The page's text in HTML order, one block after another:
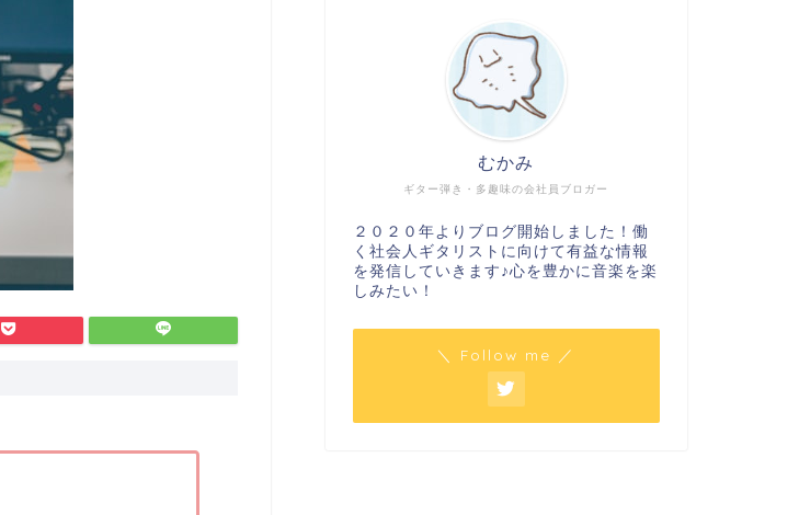
ギター弾き・多趣味の会社員ブロガー
むかみ
２０２０年よりブログ開始しました！働
く社会人ギタリストに向けて有益な情報
を発信していきます♪心を豊かに音楽を楽
しみたい！
＼ Follow me ／